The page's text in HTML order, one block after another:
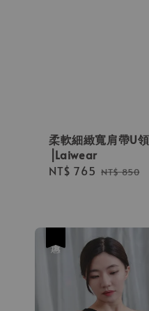
柔軟細緻寬肩帶U
⎟Laiwear
Sale
NT$ 765 Regular
NT$ 850